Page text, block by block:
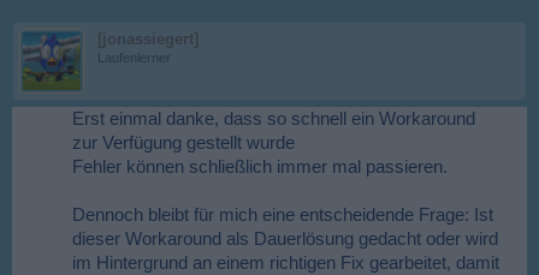
[jonassiegert]
Laufenlerner
Erst einmal danke, dass so schnell ein Workaround
zur Verfügung gestellt wurde
Fehler können schließlich immer mal passieren.
Dennoch bleibt für mich eine entscheidende Frage: Ist
dieser Workaround als Dauerlösung gedacht oder wird
im Hintergrund an einem richtigen Fix gearbeitet, damit